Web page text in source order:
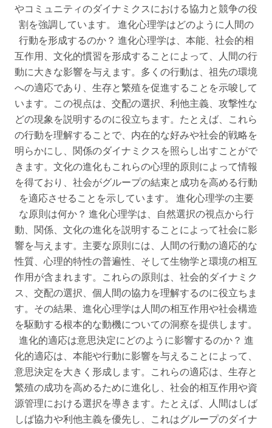
やコミュニティのダイナミクスにおける協力と競争の役
割を強調しています。 進化心理学はどのように人間の
行動を形成するのか？ 進化心理学は、本能、社会的相
互作用、文化的慣習を形成することによって、人間の行
動に大きな影響を与えます。多くの行動は、祖先の環境
への適応であり、生存と繁殖を促進することを示唆して
います。この視点は、交配の選択、利他主義、攻撃性な
どの現象を説明するのに役立ちます。たとえば、これら
の行動を理解することで、内在的な好みや社会的戦略を
明らかにし、関係のダイナミクスを照らし出すことがで
きます。文化の進化もこれらの心理的原則によって情報
を得ており、社会がグループの結束と成功を高める行動
を適応させることを示しています。 進化心理学の主要
な原則は何か？ 進化心理学は、自然選択の視点から行
動、関係、文化の進化を説明することによって社会に影
響を与えます。主要な原則には、人間の行動の適応的な
性質、心理的特性の普遍性、そして生物学と環境の相互
作用が含まれます。これらの原則は、社会的ダイナミク
ス、交配の選択、個人間の協力を理解するのに役立ちま
す。その結果、進化心理学は人間の相互作用や社会構造
を駆動する根本的な動機についての洞察を提供します。
進化的適応は意思決定にどのように影響するのか？ 進
化的適応は、本能や行動に影響を与えることによって、
意思決定を大きく形成します。これらの適応は、生存と
繁殖の成功を高めるために進化し、社会的相互作用や資
源管理における選択を導きます。たとえば、人間はしば
しば協力や利他主義を優先し、これはグループのダイナ